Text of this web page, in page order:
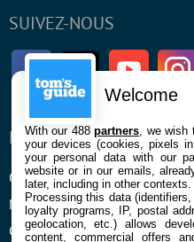
SUIVEZ-NOUS
FacebookTwitter
ENTREPRISE
Qui sommes nous
Mentions légales et CGU
Confidentialité et Cookies
Welcome
With our 488partners , we
your devices (cookies, pixels
your personal data with our
website or in our emails,
later, including in other contexts.
Processing this data
loyalty programs, IP, postal
geolocation, etc.) allows
content, commercial offers